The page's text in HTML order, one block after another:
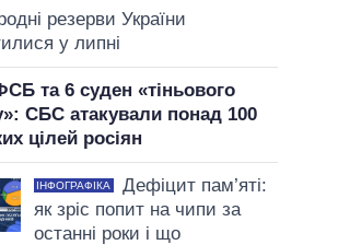
резерви України
у липні
та 6 суден «тіньового
СБС атакували понад 100
цілей росіян
ІНФОГРАФІКА
Дефіцит пам’яті:
як зріс попит на чипи за
останні роки і що